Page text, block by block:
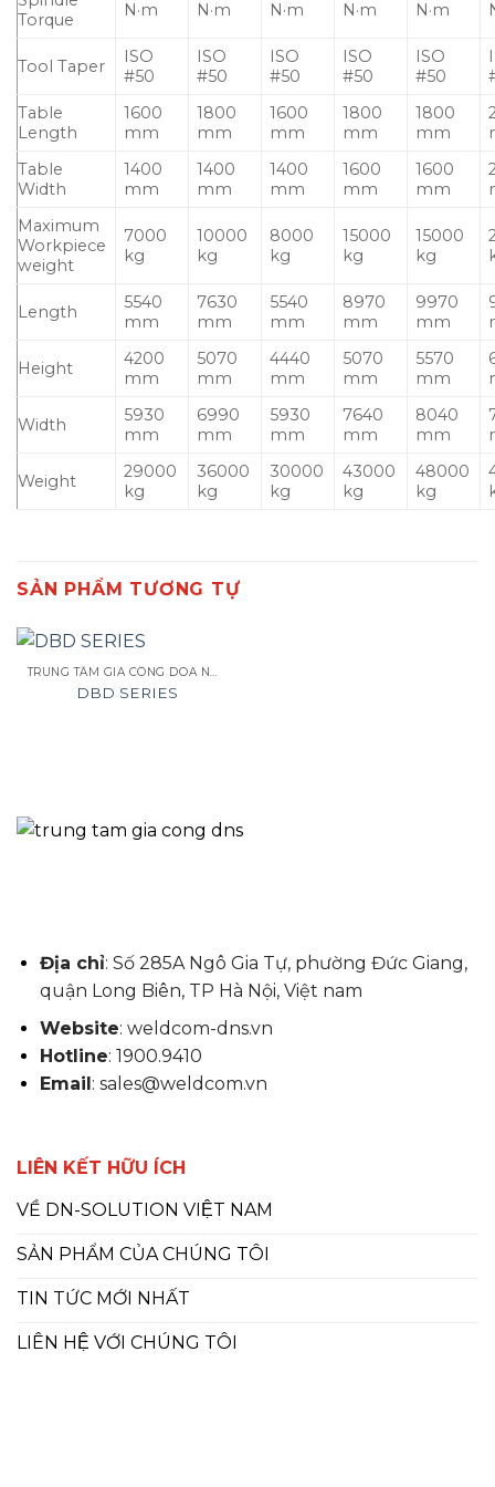
Torque
N·m
N·m
N·m
N·m
N·m
Tool Taper
ISO
#50
ISO
#50
ISO
#50
ISO
#50
ISO
#50
Table
Length
1600
mm
1800
mm
1600
mm
1800
mm
1800
mm
Table
Width
1400
mm
1400
mm
1400
mm
1600
mm
1600
mm
Maximum
Workpiece
weight
7000
kg
10000
kg
8000
kg
15000
kg
15000
kg
Length
5540
mm
7630
mm
5540
mm
8970
mm
9970
mm
Height
4200
mm
5070
mm
4440
mm
5070
mm
5570
mm
Width
5930
mm
6990
mm
5930
mm
7640
mm
8040
mm
Weight
29000
kg
36000
kg
30000
kg
43000
kg
48000
kg
SẢN PHẨM TƯƠNG TỰ
TRUNG TÂM GIA CÔNG DOA NGANG CNC
DBD SERIES
Địa chỉ: Số 285A Ngô Gia Tự, phường Đức Giang,
quận Long Biên, TP Hà Nội, Việt nam
Website: weldcom-dns.vn
Hotline: 1900.9410
Email : sales@weldcom.vn
LIÊN KẾT HỮU ÍCH
VỀ DN-SOLUTION VIỆT NAM
SẢN PHẨM CỦA CHÚNG TÔI
TIN TỨC MỚI NHẤT
LIÊN HỆ VỚI CHÚNG TÔI